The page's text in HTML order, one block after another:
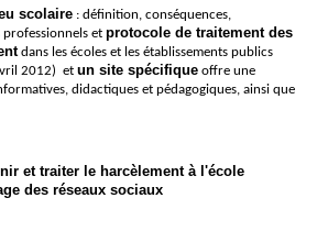
scolaire : définition, conséquences,
professionnels etprotocole de traitement des
dans les écoles et les établissements publics
2012) etun site spécifique offre une
didactiques et pédagogiques, ainsi que
et traiter le harcèlement à l'école
des réseaux sociaux